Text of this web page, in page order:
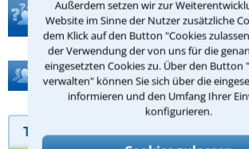
Außerdem setzen wir zur
Website im Sinne der Nutzer zusätzliche
dem Klick auf den Button "Cookies
der Verwendung der von uns für die
eingesetzten Cookies zu. Über den Button
verwalten" können Sie sich über die
informieren und den Umfang Ihrer
konfigurieren.
Teste Dein
Hilfe bei Ihrer Anwaltsuche?
Telefonhilfe